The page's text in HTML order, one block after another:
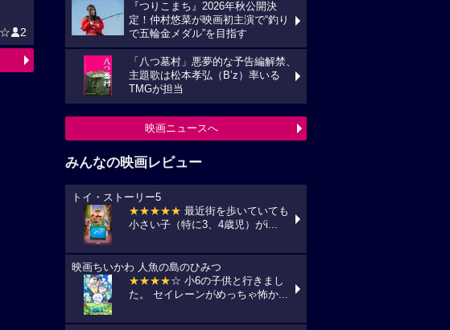
☆ 2
『つりこまち』2026年秋公開決
定！仲村悠菜が映画初主演で“釣り
で五輪金メダル”を目指す
「八つ墓村」悪夢的な予告編解禁、
主題歌は松本孝弘（B’z）率いる
TMGが担当
映画ニュースへ
みんなの映画レビュー
トイ・ストーリー5
★★★★★ 最近街を歩いていても
小さい子（特に3、4歳児）がi...
映画ちいかわ 人魚の島のひみつ
★★★★☆ 小6の子供と行きまし
た。 セイレーンがめっちゃ怖か...